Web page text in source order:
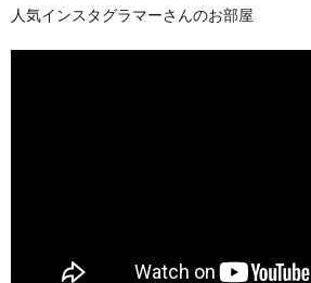
人気インスタグラマーさんのお部屋